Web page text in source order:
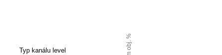
Typ kanálu level